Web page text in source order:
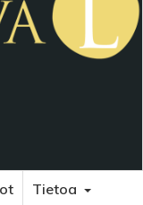
Tietoa